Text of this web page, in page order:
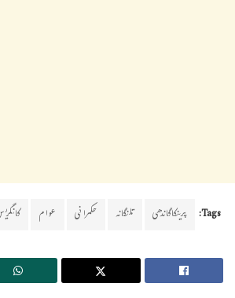
Tags: پرینکاگاندھی تلنگانہ حکمرانی عوام